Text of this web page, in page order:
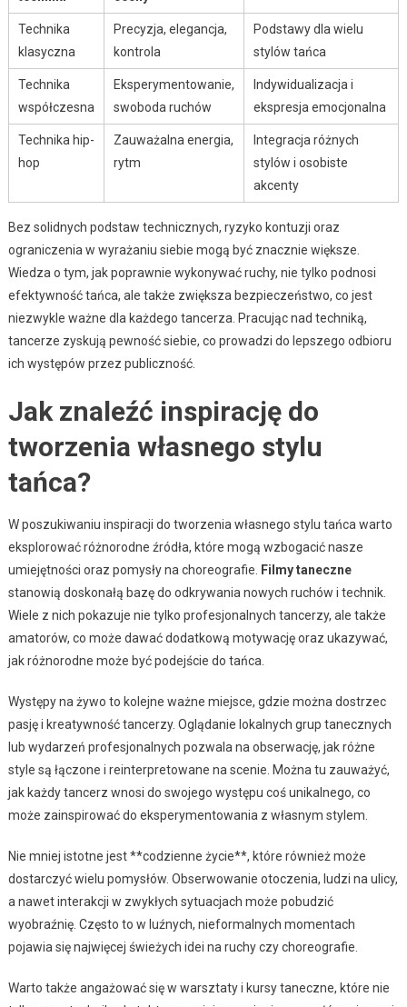
Technika
klasyczna
Precyzja, elegancja,
kontrola
Podstawy dla wielu
stylów tańca
Technika
współczesna
Eksperymentowanie,
swoboda ruchów
Indywidualizacja i
ekspresja emocjonalna
Technika hip-
hop
Zauważalna energia,
rytm
Integracja różnych
stylów i osobiste
akcenty
Bez solidnych podstaw technicznych, ryzyko kontuzji oraz
ograniczenia w wyrażaniu siebie mogą być znacznie większe.
Wiedza o tym, jak poprawnie wykonywać ruchy, nie tylko podnosi
efektywność tańca, ale także zwiększa bezpieczeństwo, co jest
niezwykle ważne dla każdego tancerza. Pracując nad techniką,
tancerze zyskują pewność siebie, co prowadzi do lepszego odbioru
ich występów przez publiczność.
Jak znaleźć inspirację do
tworzenia własnego stylu
tańca?
W poszukiwaniu inspiracji do tworzenia własnego stylu tańca warto
eksplorować różnorodne źródła, które mogą wzbogacić nasze
umiejętności oraz pomysły na choreografie. Filmy taneczne
stanowią doskonałą bazę do odkrywania nowych ruchów i technik.
Wiele z nich pokazuje nie tylko profesjonalnych tancerzy, ale także
amatorów, co może dawać dodatkową motywację oraz ukazywać,
jak różnorodne może być podejście do tańca.
Występy na żywo to kolejne ważne miejsce, gdzie można dostrzec
pasję i kreatywność tancerzy. Oglądanie lokalnych grup tanecznych
lub wydarzeń profesjonalnych pozwala na obserwację, jak różne
style są łączone i reinterpretowane na scenie. Można tu zauważyć,
jak każdy tancerz wnosi do swojego występu coś unikalnego, co
może zainspirować do eksperymentowania z własnym stylem.
Nie mniej istotne jest **codzienne życie**, które również może
dostarczyć wielu pomysłów. Obserwowanie otoczenia, ludzi na ulicy,
a nawet interakcji w zwykłych sytuacjach może pobudzić
wyobraźnię. Często to w luźnych, nieformalnych momentach
pojawia się najwięcej świeżych idei na ruchy czy choreografie.
Warto także angażować się w warsztaty i kursy taneczne, które nie